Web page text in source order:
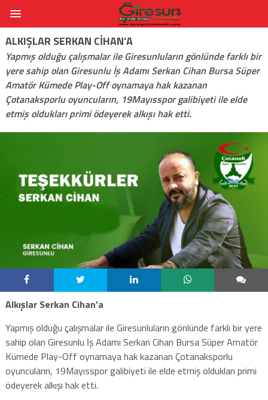
ALKIŞLAR SERKAN CIHAN’A
Yapmış olduğu çalışmalar ile Giresunluların gönlünde farklı bir
yere sahip olan Giresunlu İş Adamı Serkan Cihan Bursa Süper
Amatör Kümede Play-Off oynamaya hak kazanan
Çotanaksporlu oyuncuların, 19Mayısspor galibiyeti ile elde
etmiş oldukları primi ödeyerek alkışı hak etti.
Alkışlar Serkan Cihan’a
Yapmış olduğu çalışmalar ile Giresunluların gönlünde farklı bir yere
sahip olan Giresunlu İş Adamı Serkan Cihan Bursa Süper Amatör
Kümede Play-Off oynamaya hak kazanan Çotanaksporlu
oyuncuların, 19Mayısspor galibiyeti ile elde etmiş oldukları primi
ödeyerek alkışı hak etti.